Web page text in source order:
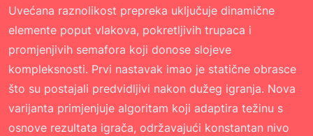
Uvećana raznolikost prepreka uključuje dinamične
elemente poput vlakova, pokretljivih trupaca i
promjenjivih semafora koji donose slojeve
kompleksnosti. Prvi nastavak imao je statične obrasce
što su postajali predvidljivi nakon dužeg igranja. Nova
varijanta primjenjuje algoritam koji adaptira težinu s
osnove rezultata igrača, održavajući konstantan nivo